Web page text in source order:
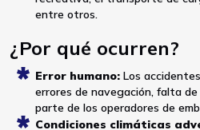
entre otros.
¿Por qué ocurren?
Error humano: Los
errores de navegación, falta
parte de los operadores de
Condiciones climáticas